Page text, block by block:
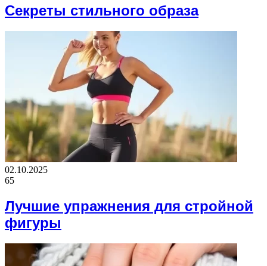
Секреты стильного образа
02.10.2025
65
Лучшие упражнения для стройной
фигуры